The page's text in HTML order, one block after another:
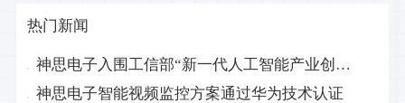
热门新闻
神思电子入围工信部“新一代人工智能产业创新重点任务入围揭榜单位名单”
神思电子智能视频监控方案通过华为技术认证